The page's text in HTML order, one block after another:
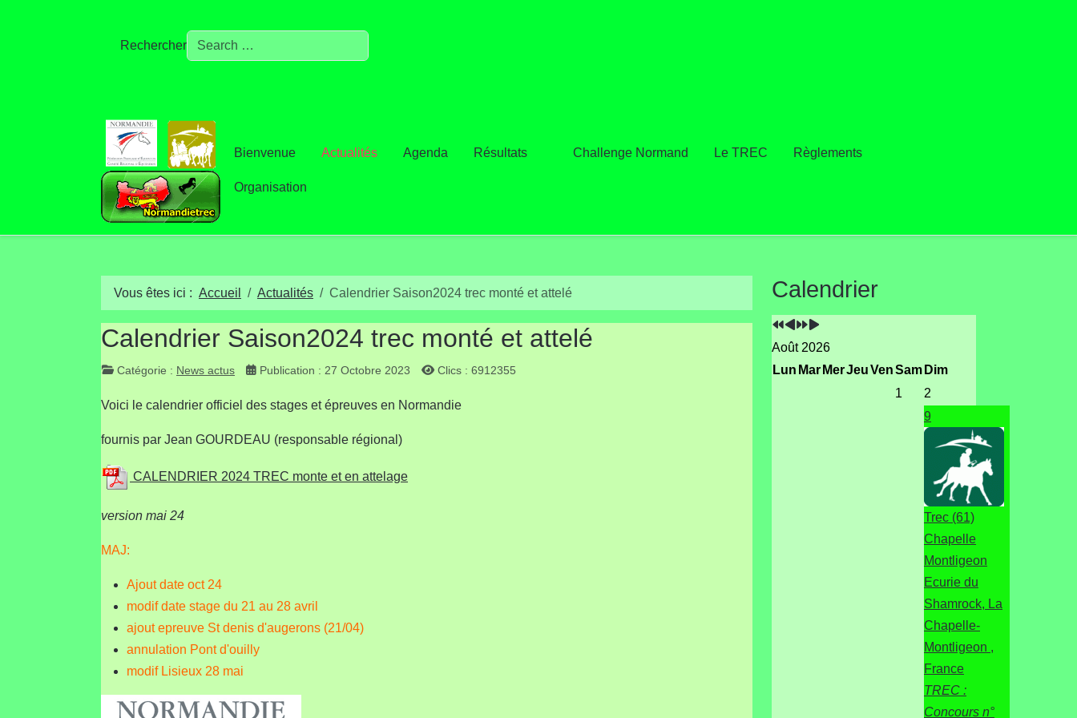
Rechercher
Bienvenue Actualités Agenda Résultats Challenge Normand Le TREC Règlements
Organisation
Vous êtes ici : Accueil Actualités Calendrier Saison2024 trec monté et attelé
Calendrier Saison2024 trec monté et attelé
Catégorie : News actus Publication : 27 Octobre 2023 Clics : 6912355
Voici le calendrier officiel des stages et épreuves en Normandie
fournis par Jean GOURDEAU (responsable régional)
CALENDRIER 2024 TREC monte et en attelage
version mai 24
MAJ:
Ajout date oct 24
modif date stage du 21 au 28 avril
ajout epreuve St denis d'augerons (21/04)
annulation Pont d'ouilly
modif Lisieux 28 mai
Calendrier
Année
précédente
Mois
précédent
Année
suivante
suivant
Août 2026
Lun Mar MerJeuVenSam Dim
1
2
9
Trec (61)
Chapelle
Montligeon
Ecurie du
Shamrock, La
Chapelle-
Montligeon ,
France
TREC :
Concours n°